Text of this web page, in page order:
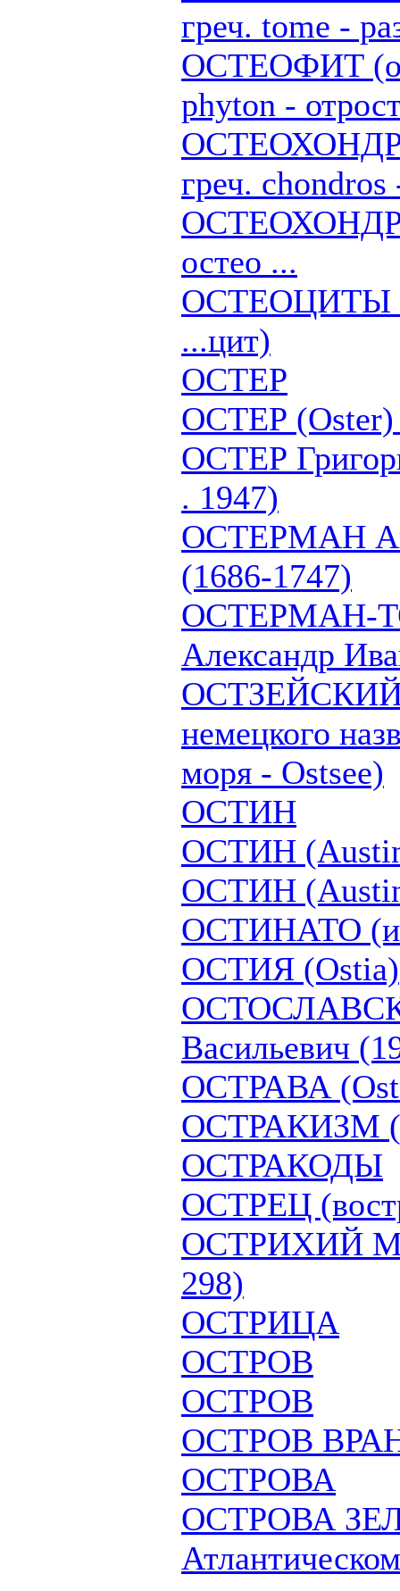
греч. tome -
ОСТЕОФИТ
phyton -
греч.
остео ...
ОСТЕОЦИТЫ
...цит)
ОСТЕР
ОСТЕР (Oster)
ОСТЕР
. 1947)
ОСТЕРМАН
(1686-1747)
ОСТЕРМАН-
Александр
немецкого
моря - Ostsee)
ОСТИН
ОСТИН
ОСТИН
ОСТИНАТО
ОСТИЯ (Ostia)
Васильевич
ОСТРАВА
ОСТРАКИЗМ
ОСТРАКОДЫ
ОСТРЕЦ
ОСТРИХИЙ
298)
ОСТРИЦА
ОСТРОВ
ОСТРОВ
ОСТРОВ
ОСТРОВА
ОСТРОВА